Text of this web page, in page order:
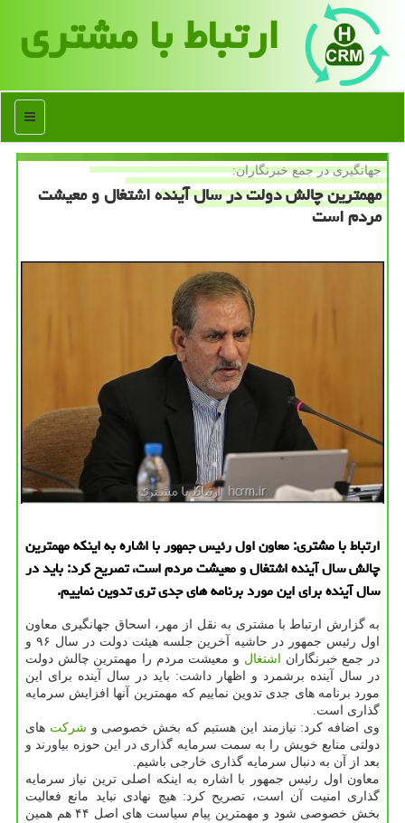
ارتباط با مشتری
منو
جهانگیری در جمع خبرنگاران:
مهمترین چالش دولت در سال آینده اشتغال و معیشت
مردم است
ارتباط با مشتری: معاون اول رئیس جمهور با اشاره به اینكه مهمترین
چالش سال آینده اشتغال و معیشت مردم است، تصریح كرد: باید در
سال آینده برای این مورد برنامه های جدی تری تدوین نماییم.
به گزارش ارتباط با مشتری به نقل از مهر، اسحاق جهانگیری معاون
اول رئیس جمهور در حاشیه آخرین جلسه هیئت دولت در سال ۹۶ و
در جمع خبرنگاران
اشتغال و معیشت مردم را مهمترین چالش دولت
در سال آینده برشمرد و اظهار داشت: باید در سال آینده برای این
مورد برنامه های جدی تدوین نماییم كه مهمترین آنها افزایش سرمایه
گذاری است.
وی اضافه كرد: نیازمند این هستیم كه بخش خصوصی و شركت های
دولتی منابع خویش را به سمت سرمایه گذاری در این حوزه بیاورند و
بعد از آن به دنبال سرمایه گذاری خارجی باشیم.
معاون اول رئیس جمهور با اشاره به اینكه اصلی ترین نیاز سرمایه
گذاری امنیت آن است، تصریح كرد: هیچ نهادی نباید مانع فعالیت
بخش خصوصی شود و مهمترین پیام سیاست های اصل ۴۴ هم همین